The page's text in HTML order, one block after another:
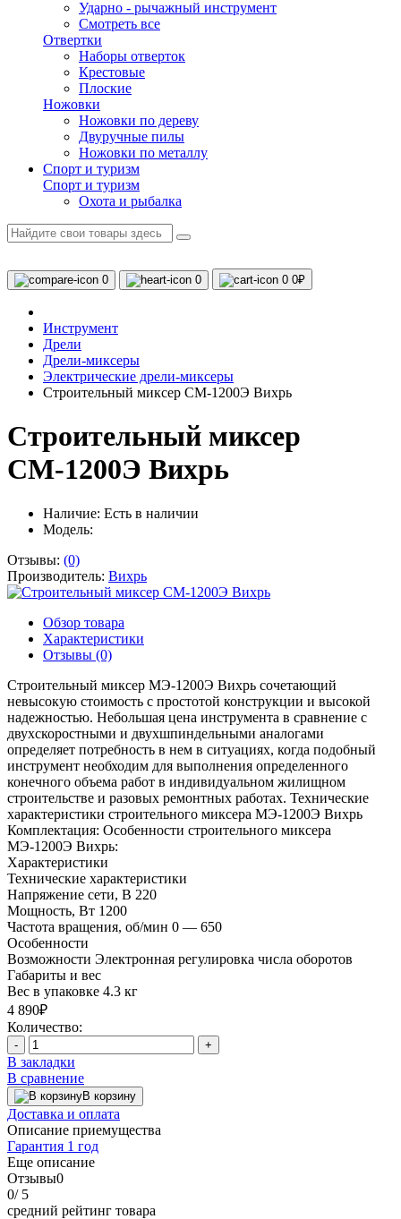
Ударно - рычажный инструмент
Смотреть все
Отвертки
Наборы отверток
Крестовые
Плоские
Ножовки
Ножовки по дереву
Двуручные пилы
Ножовки по металлу
Спорт и туризм
Спорт и туризм
Охота и рыбалка
0 0 0 0₽
Инструмент
Дрели
Дрели-миксеры
Электрические дрели-миксеры
Строительный миксер СМ-1200Э Вихрь
Строительный миксер
СМ-1200Э Вихрь
Наличие: Есть в наличии
Модель:
Отзывы: (0)
Производитель: Вихрь
Обзор товара
Характеристики
Отзывы (0)
Строительный миксер МЭ-1200Э Вихрь сочетающий
невысокую стоимость с простотой конструкции и высокой
надежностью. Небольшая цена инструмента в сравнение с
двухскоростными и двухшпиндельными аналогами
определяет потребность в нем в ситуациях, когда подобный
инструмент необходим для выполнения определенного
конечного объема работ в индивидуальном жилищном
строительстве и разовых ремонтных работах. Технические
характеристики строительного миксера МЭ-1200Э Вихрь
Комплектация: Особенности строительного миксера
МЭ-1200Э Вихрь:
Характеристики
Технические характеристики
Напряжение сети, В 220
Мощность, Вт 1200
Частота вращения, об/мин 0 — 650
Особенности
Возможности Электронная регулировка числа оборотов
Габариты и вес
Вес в упаковке 4.3 кг
4 890₽
Количество:
- +
В закладки
В сравнение
В корзину
Доставка и оплата
Описание приемущества
Гарантия 1 год
Еще описание
Отзывы0
0/ 5
средний рейтинг товара